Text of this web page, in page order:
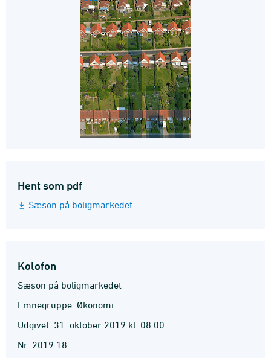
Hent som pdf
Sæson på boligmarkedet
Kolofon
Sæson på boligmarkedet
Emnegruppe: Økonomi
Udgivet: 31. oktober 2019 kl. 08:00
Nr. 2019:18